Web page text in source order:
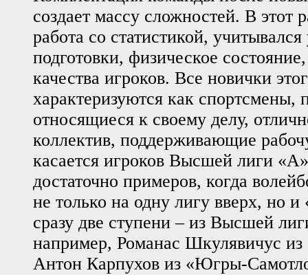
создает массу сложностей. В этот
работа со статистикой, учитывался
подготовки, физическое
качества игроков. Все новички
характеризуются как спортсмены,
относящиеся к своему делу,
коллектив, поддерживающие
касается игроков Высшей лиги
достаточно примеров, когда
не только на одну лигу вверх, но и
сразу две ступени – из Высшей
например, Романас Шкулявичус из
Антон Карпухов из «Югры-